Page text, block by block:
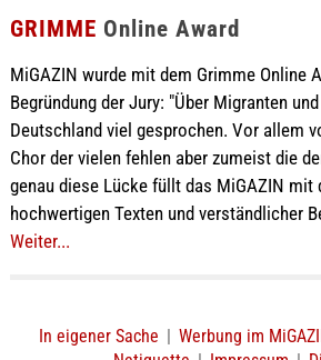
GRIMME Online Award
MiGAZIN wurde mit dem Grimme Online
Begründung der Jury: "Über Migranten
Deutschland viel gesprochen. Vor allem
Chor der vielen fehlen aber zumeist die
genau diese Lücke füllt das MiGAZIN mit
hochwertigen Texten und verständlicher
Weiter...
In eigener Sache | Werbung im